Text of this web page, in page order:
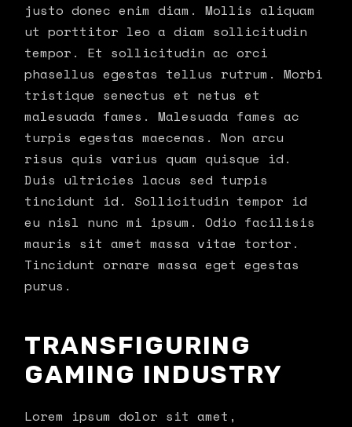
justo donec enim diam. Mollis aliquam
ut porttitor leo a diam sollicitudin
tempor. Et sollicitudin ac orci
phasellus egestas tellus rutrum. Morbi
tristique senectus et netus et
malesuada fames. Malesuada fames ac
turpis egestas maecenas. Non arcu
risus quis varius quam quisque id.
Duis ultricies lacus sed turpis
tincidunt id. Sollicitudin tempor id
eu nisl nunc mi ipsum. Odio facilisis
mauris sit amet massa vitae tortor.
Tincidunt ornare massa eget egestas
purus.
TRANSFIGURING
GAMING INDUSTRY
Lorem ipsum dolor sit amet,